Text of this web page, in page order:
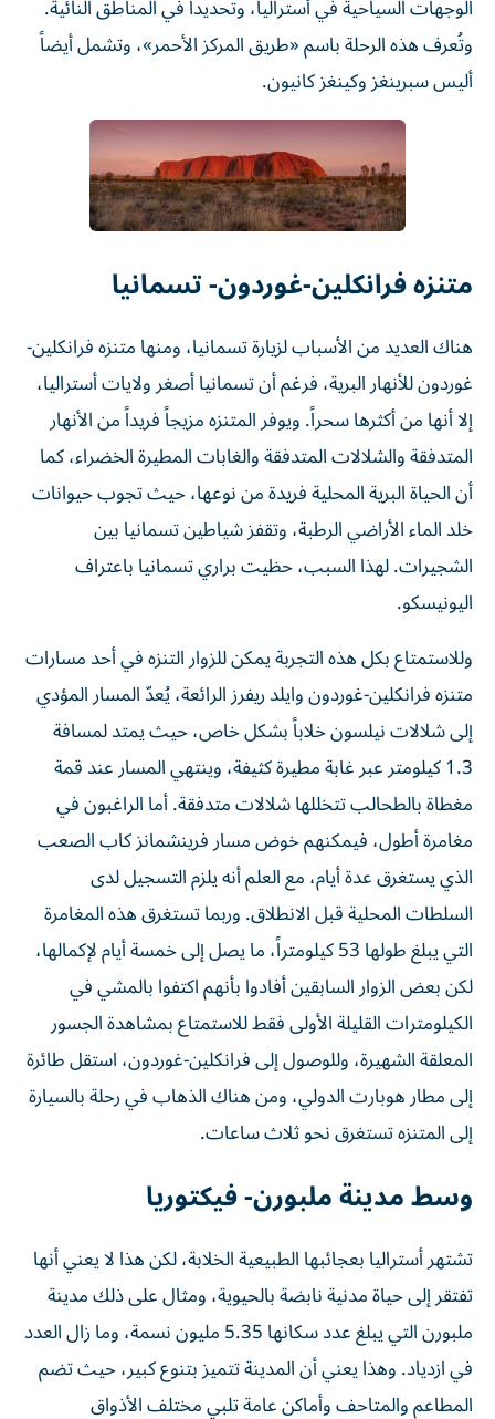
الوجهات السياحية في أستراليا، وتحديداً في المناطق النائية.
وتُعرف هذه الرحلة باسم «طريق المركز الأحمر»، وتشمل أيضاً
أليس سبرينغز وكينغز كانيون.
متنزه فرانكلين-غوردون- تسمانيا
هناك العديد من الأسباب لزيارة تسمانيا، ومنها متنزه فرانكلين-
غوردون للأنهار البرية، فرغم أن تسمانيا أصغر ولايات أستراليا،
إلا أنها من أكثرها سحراً. ويوفر المتنزه مزيجاً فريداً من الأنهار
المتدفقة والشلالات المتدفقة والغابات المطيرة الخضراء، كما
أن الحياة البرية المحلية فريدة من نوعها، حيث تجوب حيوانات
خلد الماء الأراضي الرطبة، وتقفز شياطين تسمانيا بين
الشجيرات. لهذا السبب، حظيت براري تسمانيا باعتراف
اليونيسكو.
وللاستمتاع بكل هذه التجربة يمكن للزوار التنزه في أحد مسارات
متنزه فرانكلين-غوردون وايلد ريفرز الرائعة، يُعدّ المسار المؤدي
إلى شلالات نيلسون خلاباً بشكل خاص، حيث يمتد لمسافة
1.3 كيلومتر عبر غابة مطيرة كثيفة، وينتهي المسار عند قمة
مغطاة بالطحالب تتخللها شلالات متدفقة. أما الراغبون في
مغامرة أطول، فيمكنهم خوض مسار فرينشمانز كاب الصعب
الذي يستغرق عدة أيام، مع العلم أنه يلزم التسجيل لدى
السلطات المحلية قبل الانطلاق. وربما تستغرق هذه المغامرة
التي يبلغ طولها 53 كيلومتراً، ما يصل إلى خمسة أيام لإكمالها،
لكن بعض الزوار السابقين أفادوا بأنهم اكتفوا بالمشي في
الكيلومترات القليلة الأولى فقط للاستمتاع بمشاهدة الجسور
المعلقة الشهيرة، وللوصول إلى فرانكلين-غوردون، استقل طائرة
إلى مطار هوبارت الدولي، ومن هناك الذهاب في رحلة بالسيارة
إلى المتنزه تستغرق نحو ثلاث ساعات.
وسط مدينة ملبورن- فيكتوريا
تشتهر أستراليا بعجائبها الطبيعية الخلابة، لكن هذا لا يعني أنها
تفتقر إلى حياة مدنية نابضة بالحيوية، ومثال على ذلك مدينة
ملبورن التي يبلغ عدد سكانها 5.35 مليون نسمة، وما زال العدد
في ازدياد. وهذا يعني أن المدينة تتميز بتنوع كبير، حيث تضم
المطاعم والمتاحف وأماكن عامة تلبي مختلف الأذواق